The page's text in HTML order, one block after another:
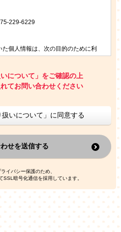
229-6229
個人情報は、次の目的のために利
ため
新商品（新サービス）、新規開講教
人が特定されないデータに不可逆変
販売促進活動に役立てること
三者へ提供すること
個人情報の取扱いは行いません。ま
を利用することはありません。
いデータに不可逆変換した上で第三
ッチングを行い、その結果に基づい
す。第三者広告配信事業者が、こ
目的で利用することはありません。
本人の同意なしに個人情報を第三者
いについて」をご確認の上
てお問い合わせください
扱いについて」に同意する
せを送信する
イバシー保護のため、
SSL暗号化通信を採用しています。